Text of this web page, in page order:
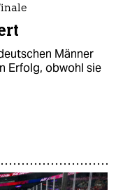
Männer
Erfolg, obwohl sie